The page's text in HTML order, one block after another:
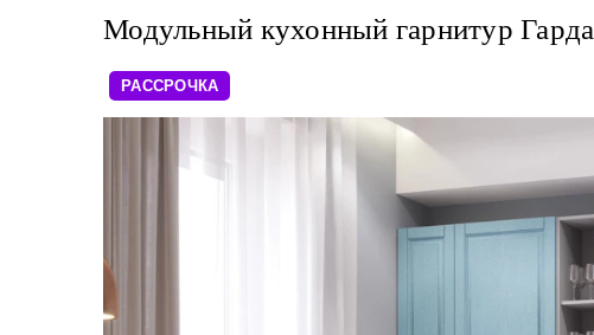
Модульный кухонный гарнитур Гарда
РАССРОЧКА